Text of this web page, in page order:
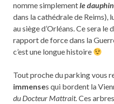
nomme simplementle dauphin
dans la cathédrale de
au siège d’Orléans. Ce sera
rapport de force dans la
c’est une longue histoire
Tout proche du parking vous
immenses qui bordent la
du Docteur Mattrait.Ces